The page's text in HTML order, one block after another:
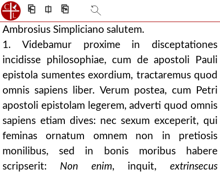
⎗ ⎅ ⎘
Ambrosius Simpliciano salutem.
1. Videbamur proxime in disceptationes
incidisse philosophiae, cum de apostoli Pauli
epistola sumentes exordium, tractaremus quod
omnis sapiens liber. Verum postea, cum Petri
apostoli epistolam legerem, adverti quod omnis
sapiens etiam dives: nec sexum exceperit, qui
feminas ornatum omnem non in pretiosis
monilibus, sed in bonis moribus habere
scripserit: Non enim, inquit, extrinsecus